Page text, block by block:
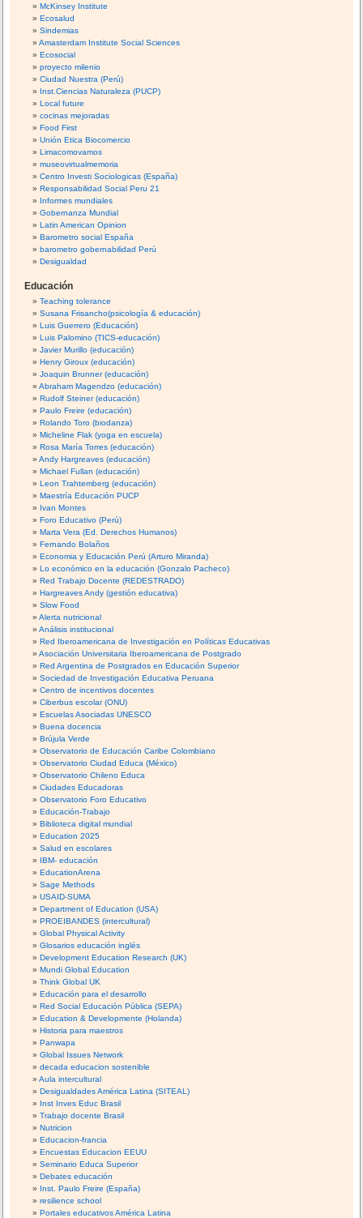
McKinsey Institute
Ecosalud
Sindemias
Amasterdam Institute Social Sciences
Ecosocial
proyecto milenio
Ciudad Nuestra (Perú)
Inst.Ciencias Naturaleza (PUCP)
Local future
cocinas mejoradas
Food First
Unión Etica Biocomercio
Limacomovamos
museovirtualmemoria
Centro Investi Sociologicas (España)
Responsabilidad Social Peru 21
Informes mundiales
Gobernanza Mundial
Latin American Opinion
Barometro social España
barometro gobernabilidad Perú
Desigualdad
Educación
Teaching tolerance
Susana Frisancho(psicología & educación)
Luis Guerrero (Educación)
Luis Palomino (TICS-educación)
Javier Murillo (educación)
Henry Giroux (educación)
Joaquin Brunner (educación)
Abraham Magendzo (educación)
Rudolf Steiner (educación)
Paulo Freire (educación)
Rolando Toro (biodanza)
Micheline Flak (yoga en escuela)
Rosa María Torres (educación)
Andy Hargreaves (educación)
Michael Fullan (educación)
Leon Trahtemberg (educación)
Maestría Educación PUCP
Ivan Montes
Foro Educativo (Perú)
Marta Vera (Ed. Derechos Humanos)
Fernando Bolaños
Economia y Educación Perú (Arturo Miranda)
Lo económico en la educación (Gonzalo Pacheco)
Red Trabajo Docente (REDESTRADO)
Hargreaves Andy (gestión educativa)
Slow Food
Alerta nutricional
Análisis institucional
Red Iberoamericana de Investigación en Políticas Educativas
Asociación Universitaria Iberoamericana de Postgrado
Red Argentina de Postgrados en Educación Superior
Sociedad de Investigación Educativa Peruana
Centro de incentivos docentes
Ciberbus escolar (ONU)
Escuelas Asociadas UNESCO
Buena docencia
Brújula Verde
Observatorio de Educación Caribe Colombiano
Observatorio Ciudad Educa (México)
Observatorio Chileno Educa
Ciudades Educadoras
Observatorio Foro Educativo
Educación-Trabajo
Biblioteca digital mundial
Education 2025
Salud en escolares
IBM- educación
EducationArena
Sage Methods
USAID-SUMA
Department of Education (USA)
PROEIBANDES (intercultural)
Global Physical Activity
Glosarios educación inglés
Development Education Research (UK)
Mundi Global Education
Think Global UK
Educación para el desarrollo
Red Social Educación Pública (SEPA)
Education & Developmente (Holanda)
Historia para maestros
Panwapa
Global Issues Network
decada educacion sostenible
Aula intercultural
Desigualdades América Latina (SITEAL)
Inst Inves Educ Brasil
Trabajo docente Brasil
Nutricion
Educacion-francia
Encuestas Educacion EEUU
Seminario Educa Superior
Debates educación
Inst. Paulo Freire (España)
resilience school
Portales educativos América Latina